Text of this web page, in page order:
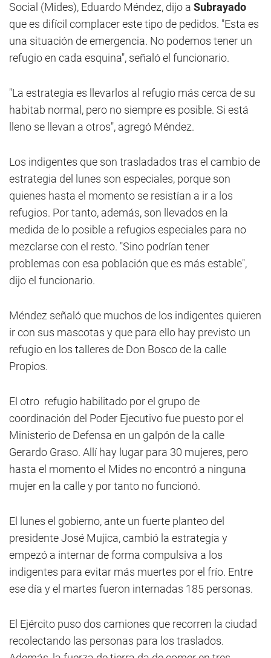
Social (Mides), Eduardo Méndez, dijo a Subrayado
que es difícil complacer este tipo de pedidos. "Esta es
una situación de emergencia. No podemos tener un
refugio en cada esquina", señaló el funcionario.
"La estrategia es llevarlos al refugio más cerca de su
habitab normal, pero no siempre es posible. Si está
lleno se llevan a otros", agregó Méndez.
Los indigentes que son trasladados tras el cambio de
estrategia del lunes son especiales, porque son
quienes hasta el momento se resistían a ir a los
refugios. Por tanto, además, son llevados en la
medida de lo posible a refugios especiales para no
mezclarse con el resto. "Sino podrían tener
problemas con esa población que es más estable",
dijo el funcionario.
Méndez señaló que muchos de los indigentes quieren
ir con sus mascotas y que para ello hay previsto un
refugio en los talleres de Don Bosco de la calle
Propios.
El otro refugio habilitado por el grupo de
coordinación del Poder Ejecutivo fue puesto por el
Ministerio de Defensa en un galpón de la calle
Gerardo Graso. Allí hay lugar para 30 mujeres, pero
hasta el momento el Mides no encontró a ninguna
mujer en la calle y por tanto no funcionó.
El lunes el gobierno, ante un fuerte planteo del
presidente José Mujica, cambió la estrategia y
empezó a internar de forma compulsiva a los
indigentes para evitar más muertes por el frío. Entre
ese día y el martes fueron internadas 185 personas.
El Ejército puso dos camiones que recorren la ciudad
recolectando las personas para los traslados.